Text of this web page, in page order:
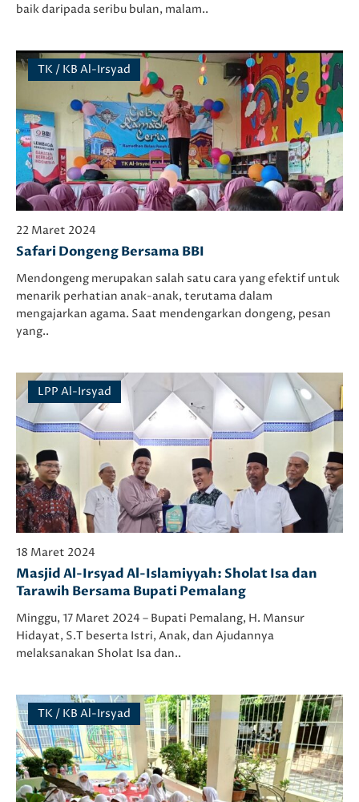
baik daripada seribu bulan, malam..
TK / KB Al-Irsyad
22 Maret 2024
Safari Dongeng Bersama BBI
Mendongeng merupakan salah satu cara yang efektif untuk
menarik perhatian anak-anak, terutama dalam
mengajarkan agama. Saat mendengarkan dongeng, pesan
yang..
LPP Al-Irsyad
18 Maret 2024
Masjid Al-Irsyad Al-Islamiyyah: Sholat Isa dan
Tarawih Bersama Bupati Pemalang
Minggu, 17 Maret 2024 – Bupati Pemalang, H. Mansur
Hidayat, S.T beserta Istri, Anak, dan Ajudannya
melaksanakan Sholat Isa dan..
TK / KB Al-Irsyad